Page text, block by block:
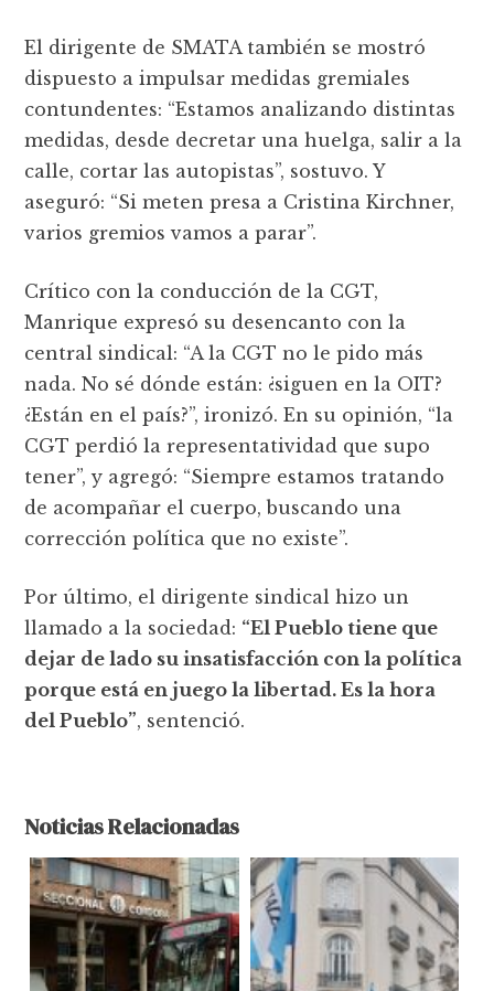
El dirigente de SMATA también se mostró
dispuesto a impulsar medidas gremiales
contundentes: “Estamos analizando distintas
medidas, desde decretar una huelga, salir a la
calle, cortar las autopistas”, sostuvo. Y
aseguró: “Si meten presa a Cristina Kirchner,
varios gremios vamos a parar”.
Crítico con la conducción de la CGT,
Manrique expresó su desencanto con la
central sindical: “A la CGT no le pido más
nada. No sé dónde están: ¿siguen en la OIT?
¿Están en el país?”, ironizó. En su opinión, “la
CGT perdió la representatividad que supo
tener”, y agregó: “Siempre estamos tratando
de acompañar el cuerpo, buscando una
corrección política que no existe”.
Por último, el dirigente sindical hizo un
llamado a la sociedad: “El Pueblo tiene que
dejar de lado su insatisfacción con la política
porque está en juego la libertad. Es la hora
del Pueblo”, sentenció.
Noticias Relacionadas